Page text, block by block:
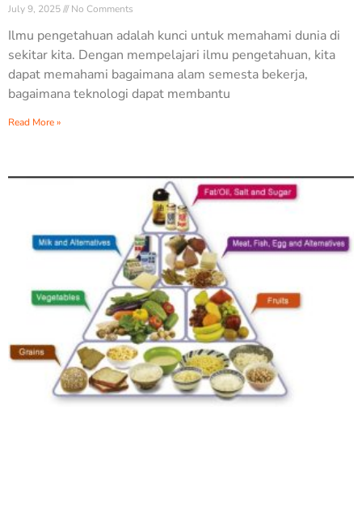
July 9, 2025 No Comments
Ilmu pengetahuan adalah kunci untuk memahami dunia di
sekitar kita. Dengan mempelajari ilmu pengetahuan, kita
dapat memahami bagaimana alam semesta bekerja,
bagaimana teknologi dapat membantu
Read More »